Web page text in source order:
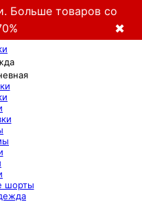
Больше товаров со
✖
шорты